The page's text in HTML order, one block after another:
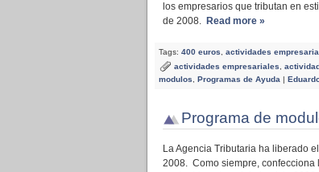
los empresarios que tributan en
de 2008. Read more »
Tags: 400 euros actividades
actividades empresariales
modulos
Programas de Ayuda |
Programa de
La Agencia Tributaria ha liberado
2008. Como siempre, confecciona